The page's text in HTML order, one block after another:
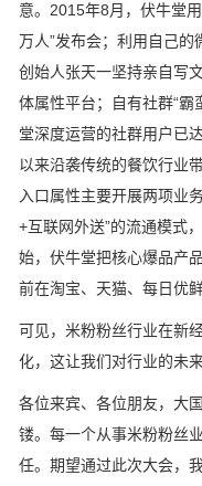
意。2015年8月，伏牛堂
万人”发布会；利用自己的
创始人张天一坚持亲自写
体属性平台；自有社群“霸
堂深度运营的社群用户已
以来沿袭传统的餐饮行业
入口属性主要开展两项业
+互联网外送”的流通模式
始，伏牛堂把核心爆品产
前在淘宝、天猫、每日优
可见，米粉粉丝行业在新
化，这让我们对行业的未
各位来宾、各位朋友，大
镂。每一个从事米粉粉丝
任。期望通过此次大会，